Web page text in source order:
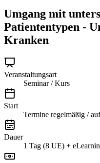
Umgang mit
Patiententypen -
Kranken
Veranstaltungsart
Seminar / Kurs
Start
Termine regelmäßig /
Dauer
1 Tag (8 UE) +